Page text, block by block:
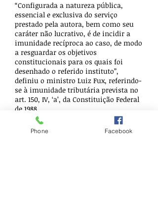
“Configurada a natureza pública,
essencial e exclusiva do serviço
prestado pela autora, bem como seu
caráter não lucrativo, é de incidir a
imunidade recíproca ao caso, de modo
a resguardar os objetivos
constitucionais para os quais foi
desenhado o referido instituto”,
definiu o ministro Luiz Fux, referindo-
se à imunidade tributária prevista no
art. 150, IV, ‘a’, da Constituição Federal
de 1988.
Fonte: PGE
Phone Facebook